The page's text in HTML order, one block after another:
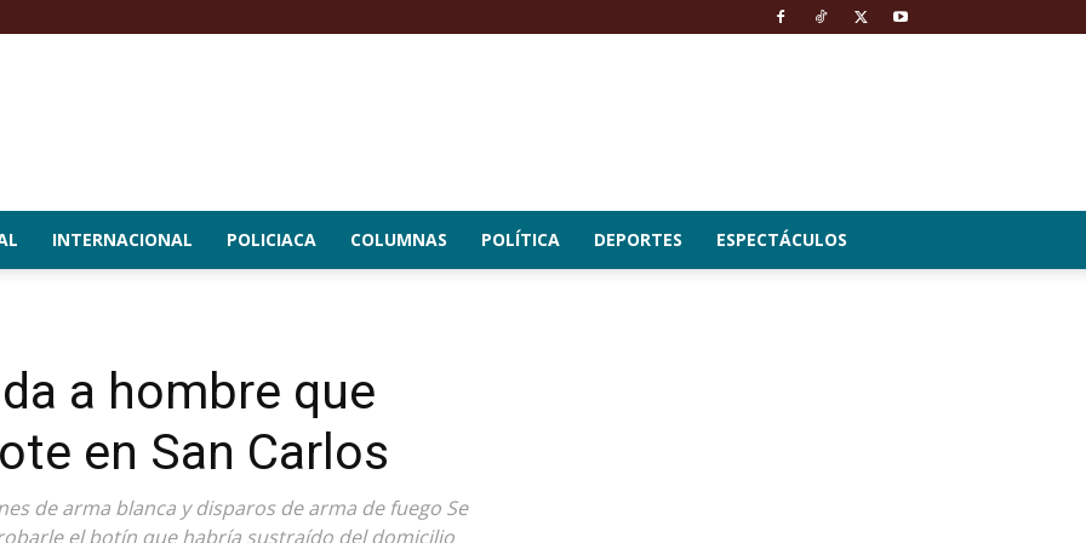
INTERNACIONAL POLICIACA COLUMNAS POLÍTICA DEPORTES ESPECTÁCULOS
a hombre que
en San Carlos
de arma blanca y disparos de arma de fuego Se
el botín que habría sustraído del domicilio